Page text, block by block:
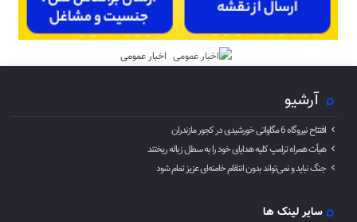
اخبار عمومی
آرشیو
افتتاح نیروگاه 6 مگاواتی خورشیدی در کجور مازندران
هیأت همراه ترامپ کلیه هدایای خود را به سطل زباله ریختند
جنگ نباید و نمی‌تواند بدون انتقام خامنه‌ای عزیز تمام شود
سایر لینک ها